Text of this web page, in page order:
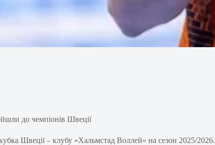
Швеції – клубу «Хальмстад Воллей» на сезон 2025/2026.